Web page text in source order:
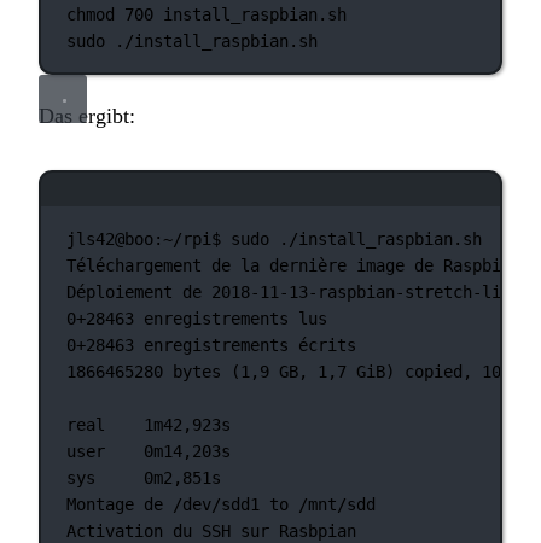
chmod 700
install_raspbian.sh
sudo
./install_raspbian.sh
Das ergibt:
jls42@boo:~/rpi$ sudo
./install_raspbian.sh
Téléchargement
de la dernière image de Raspbian
Déploiement
de 2018-11-13-raspbian-stretch-
0+28463 enregistrements
lus
0+28463 enregistrements
écrits
1866465280
bytes (1,9 GB, 1,7 GiB) copied,
real
1m42,923s
user
0m14,203s
sys
0m2,851s
Montage de /dev/sdd1 to
/mnt/sdd
Activation
du SSH sur Rasbpian